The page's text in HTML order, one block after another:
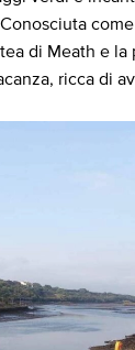
di Meath e
ricca di